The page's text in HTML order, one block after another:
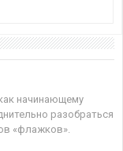
начинающему
разобраться
«флажков».